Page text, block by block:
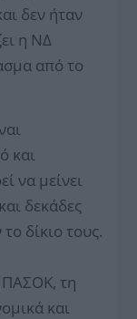
δεν ήταν
η ΝΔ
από το
και
να μείνει
δεκάδες
δίκιο τους.
ΠΑΣΟΚ, τη
και